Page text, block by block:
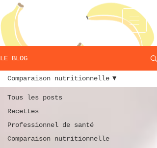
LE BLOG
Tous les posts
Recettes
Professionnel de santé
Comparaison nutritionnelle
Comparaison nutritionnelle